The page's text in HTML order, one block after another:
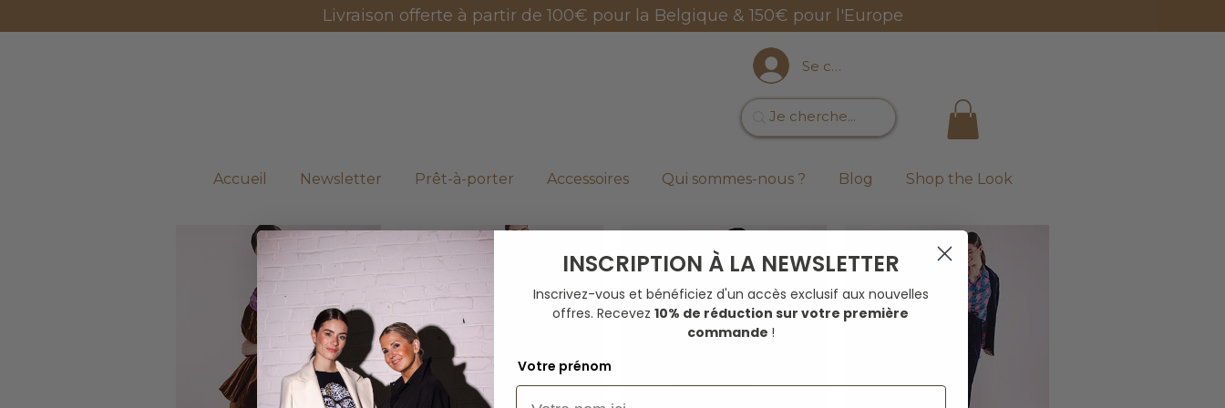
Livraison offerte à partir de 100€ pour la Belgique & 150€ pour l'Europe
Se connecter
Accueil Newsletter Prêt-à-porter Accessoires Qui sommes-nous ? Blog Shop the Look
INSCRIPTION À LA NEWSLETTER
Inscrivez-vous et bénéficiez d'un accès exclusif aux nouvelles
offres. Recevez 10% de réduction sur votre première
commande !
Votre prénom